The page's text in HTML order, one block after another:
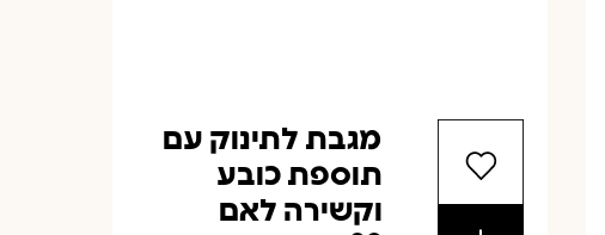
מגבת לתינוק עם
תוספת כובע
וקשירה לאם